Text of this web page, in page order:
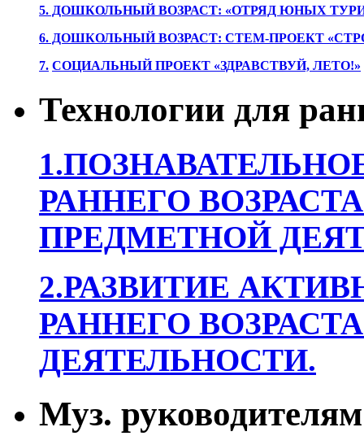
5. ДОШКОЛЬНЫЙ ВОЗРАСТ: «ОТРЯД ЮНЫХ
6. ДОШКОЛЬНЫЙ ВОЗРАСТ: СТЕМ-ПРОЕКТ
7. СОЦИАЛЬНЫЙ ПРОЕКТ «ЗДРАВСТВУЙ, ЛЕТО!»
Технологии для
РАННЕГО
ПРЕДМЕТНОЙ
2.РАЗВИТИЕ
РАННЕГО
ДЕЯТЕЛЬНОСТИ.
Муз. руководителям